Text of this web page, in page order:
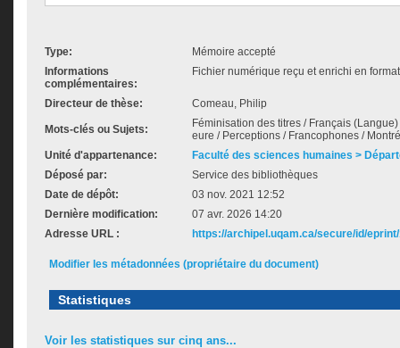
Type:
Mémoire accepté
Informations
complémentaires:
Fichier numérique reçu et enrichi en
Directeur de thèse: Comeau, Philip
Mots-clés ou Sujets:
Féminisation des titres / Français
eure / Perceptions / Francophones /
Unité d'appartenance:
Faculté des sciences humaines >
Déposé par:
Service des bibliothèques
Date de dépôt:
03 nov. 2021 12:52
Dernière modification:
07 avr. 2026 14:20
Adresse URL :
https://archipel.uqam.ca/secure/id/
Modifier les métadonnées (propriétaire du document)
Statistiques
Voir les statistiques sur cinq ans...